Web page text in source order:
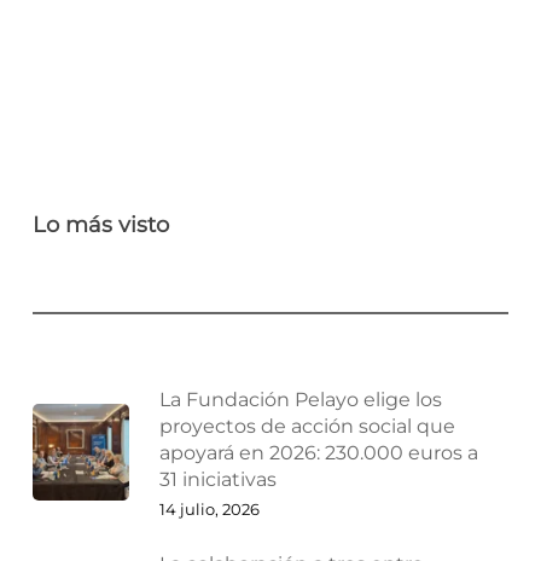
Lo más visto
La Fundación Pelayo elige los
proyectos de acción social que
apoyará en 2026: 230.000 euros a
31 iniciativas
14 julio, 2026